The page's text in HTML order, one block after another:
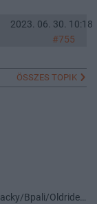
2023. 06. 30. 10:18
#755
ÖSSZES TOPIK
Toka Club/Labanc/Laruska/Vica71/Nacky/Bpali/Oldrider/Josefernando/Mcbull/Kawaszabi